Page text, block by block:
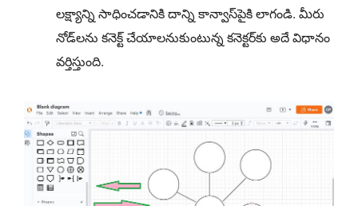
లక్ష్యాన్ని సాధించడానికి దాన్ని కాన్వాస్‌పైకి లాగండి. మీరు
నోడ్‌లను కనెక్ట్ చేయాలనుకుంటున్న కనెక్టర్‌కు అదే విధానం
వర్తిస్తుంది.